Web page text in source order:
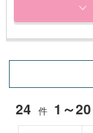
24 件 1～20